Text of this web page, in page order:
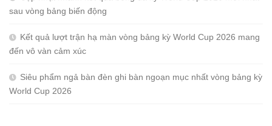
sau vòng bảng biến động
Kết quả lượt trận hạ màn vòng bảng kỳ World Cup 2026 mang
đến vô vàn cảm xúc
Siêu phẩm ngả bàn đèn ghi bàn ngoạn mục nhất vòng bảng kỳ
World Cup 2026